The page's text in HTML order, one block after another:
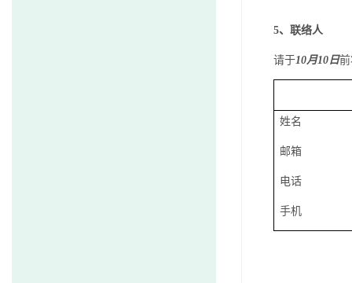
5、联络人
请于10月10日前
姓名
邮箱
电话
手机